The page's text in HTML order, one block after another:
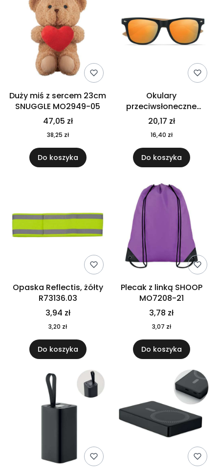
Duży miś z sercem 23cm
SNUGGLE MO2949-05
47,05 zł
38,25 zł
Do koszyka
Okulary
przeciwsłoneczne
CALIFORNIA TOUCH
MO9617-10
20,17 zł
16,40 zł
Do koszyka
Opaska Reflectis, żółty
R73136.03
3,94 zł
3,20 zł
Do koszyka
Plecak z linką SHOOP
MO7208-21
3,78 zł
3,07 zł
Do koszyka